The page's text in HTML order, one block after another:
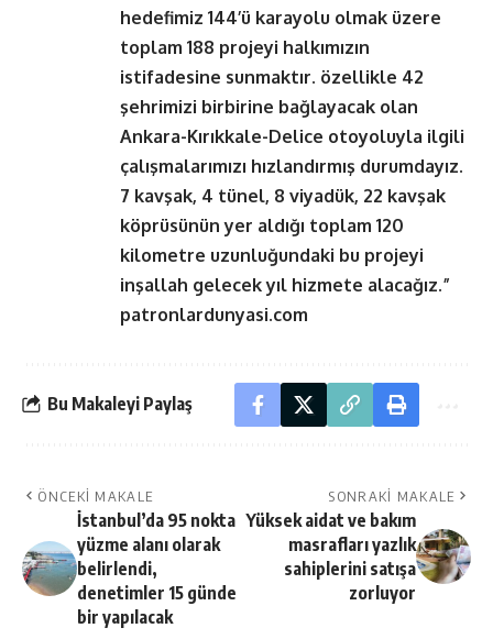
hedefimiz 144’ü karayolu olmak üzere
toplam 188 projeyi halkımızın
istifadesine sunmaktır. özellikle 42
şehrimizi birbirine bağlayacak olan
Ankara-Kırıkkale-Delice otoyoluyla ilgili
çalışmalarımızı hızlandırmış durumdayız.
7 kavşak, 4 tünel, 8 viyadük, 22 kavşak
köprüsünün yer aldığı toplam 120
kilometre uzunluğundaki bu projeyi
inşallah gelecek yıl hizmete alacağız.”
patronlardunyasi.com
Bu Makaleyi Paylaş
ÖNCEKI MAKALE
İstanbul’da 95 nokta
yüzme alanı olarak
belirlendi,
denetimler 15 günde
bir yapılacak
SONRAKI MAKALE
Yüksek aidat ve bakım
masrafları yazlık
sahiplerini satışa
zorluyor